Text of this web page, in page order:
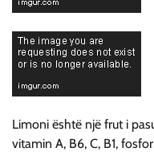
Limoni është një frut i
vitamin A, B6, C, B1,